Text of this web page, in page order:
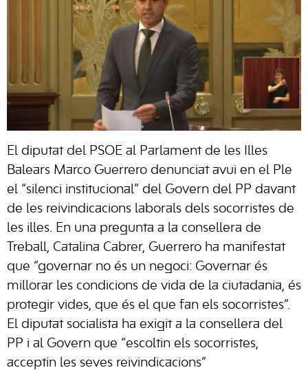
El diputat del PSOE al Parlament de les Illes
Balears Marco Guerrero denunciat avui en el Ple
el “silenci institucional” del Govern del PP davant
de les reivindicacions laborals dels socorristes de
les illes. En una pregunta a la consellera de
Treball, Catalina Cabrer, Guerrero ha manifestat
que “governar no és un negoci: Governar és
millorar les condicions de vida de la ciutadania, és
protegir vides, que és el que fan els socorristes”.
El diputat socialista ha exigit a la consellera del
PP i al Govern que “escoltin els socorristes,
acceptin les seves reivindicacions”